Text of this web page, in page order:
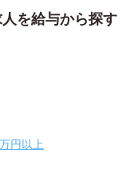
を給与から探す
円以上